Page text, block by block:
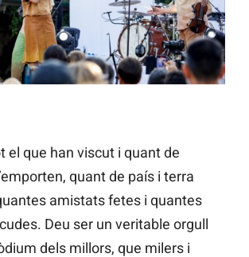
el que han viscut i quant de
quant de país i terra
amistats fetes i quantes
Deu ser un veritable orgull
dels millors, que milers i